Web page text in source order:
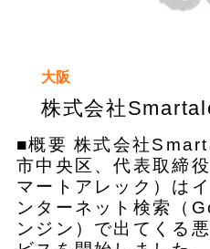
大阪
株式会社
■概要 株式会社
市中央区、代表取締
マートアレック）は
ンターネット検索（
ンジン）で出てくる